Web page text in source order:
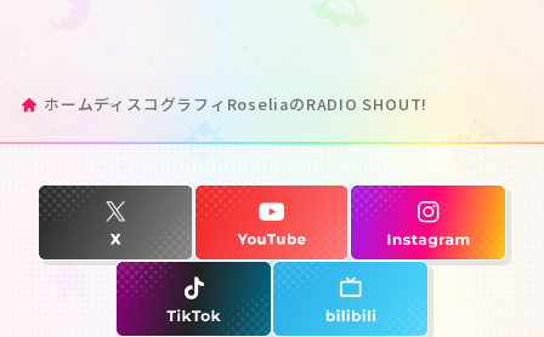
ホームディスコグラフィ RoseliaのRADIO SHOUT!